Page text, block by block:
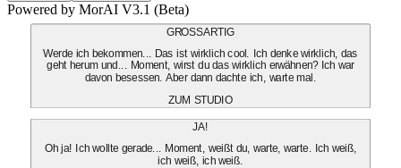
Powered by MorAI V3.1 (Beta)
GROSSARTIG
Werde ich bekommen... Das ist wirklich cool. Ich denke wirklich, das
geht herum und... Moment, wirst du das wirklich erwähnen? Ich war
davon besessen. Aber dann dachte ich, warte mal.
ZUM STUDIO
JA!
Oh ja! Ich wollte gerade... Moment, weißt du, warte, warte. Ich weiß,
ich weiß, ich weiß.